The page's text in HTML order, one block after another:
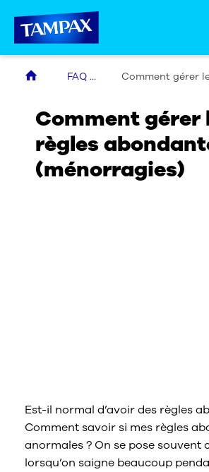
Mettre un tampon
FAQ Règles
Comment gérer
règles
(ménorragies)
Est-il normal d’avoir des règles
Comment savoir si mes règles
anormales ? On se pose souvent
lorsqu’on saigne beaucoup